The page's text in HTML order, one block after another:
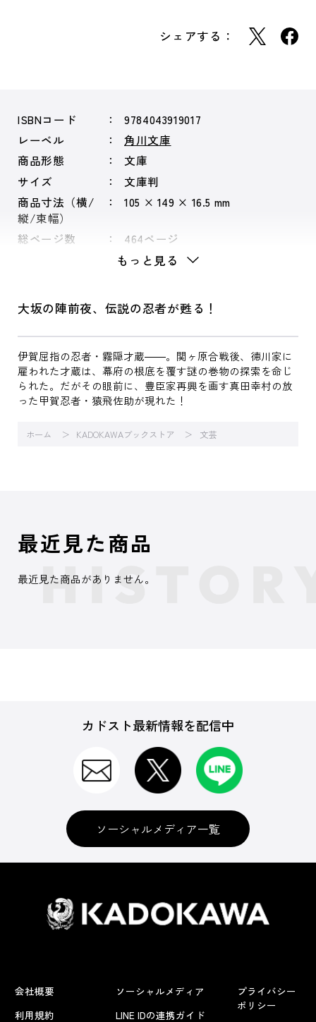
シェアする：
ISBNコード
9784043919017
レーベル
角川文庫
商品形態
文庫
サイズ
文庫判
商品寸法（横/
縦/束幅）
105 × 149 × 16.5 mm
総ページ数 464ページ
もっと見る
大坂の陣前夜、伝説の忍者が甦る！
伊賀屈指の忍者・霧隠才蔵――。関ヶ原合戦後、徳川家に
雇われた才蔵は、幕府の根底を覆す謎の巻物の探索を命じ
られた。だがその眼前に、豊臣家再興を画す真田幸村の放
った甲賀忍者・猿飛佐助が現れた！
ホーム KADOKAWAブックストア 文芸
最近見た商品
最近見た商品がありません。
カドスト最新情報を配信中
ソーシャルメディア一覧
会社概要
利用規約
ソーシャルメディア
LINE IDの連携ガイド
プライバシー
ポリシー